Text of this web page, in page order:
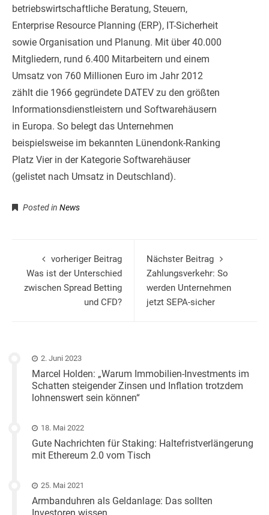
betriebswirtschaftliche Beratung, Steuern,
Enterprise Resource Planning (ERP), IT-Sicherheit
sowie Organisation und Planung. Mit über 40.000
Mitgliedern, rund 6.400 Mitarbeitern und einem
Umsatz von 760 Millionen Euro im Jahr 2012
zählt die 1966 gegründete DATEV zu den größten
Informationsdienstleistern und Softwarehäusern
in Europa. So belegt das Unternehmen
beispielsweise im bekannten Lünendonk-Ranking
Platz Vier in der Kategorie Softwarehäuser
(gelistet nach Umsatz in Deutschland).
Posted in News
vorheriger Beitrag
Was ist der Unterschied
zwischen Spread Betting
und CFD?
Nächster Beitrag
Zahlungsverkehr: So
werden Unternehmen
jetzt SEPA-sicher
2. Juni 2023
Marcel Holden: „Warum Immobilien-Investments im
Schatten steigender Zinsen und Inflation trotzdem
lohnenswert sein können“
18. Mai 2022
Gute Nachrichten für Staking: Haltefristverlängerung
mit Ethereum 2.0 vom Tisch
25. Mai 2021
Armbanduhren als Geldanlage: Das sollten